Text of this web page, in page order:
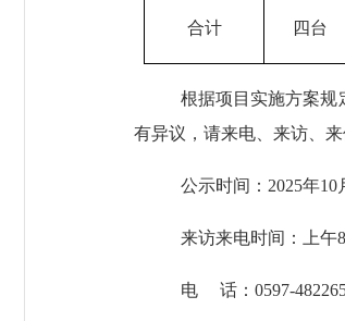
合计 四台
根据项目实施方案规
有异议，请来电、来访、来
公示时间： 2025年10
来访来电时间：上午
电 话： 0597-